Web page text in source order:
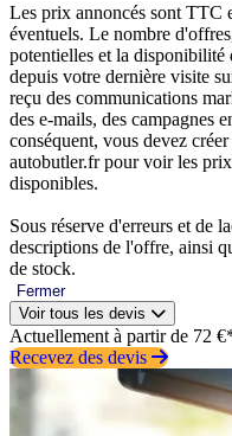
Les prix annoncés sont TTC
éventuels. Le nombre
potentielles et la disponibilité
depuis votre dernière visite
reçu des communications
des e-mails, des campagnes
conséquent, vous devez
autobutler.fr pour voir les
disponibles.
Sous réserve d'erreurs et de
descriptions de l'offre, ainsi
de stock.
Fermer
Voir tous les devis
Actuellement à partir de 72
Recevez des devis